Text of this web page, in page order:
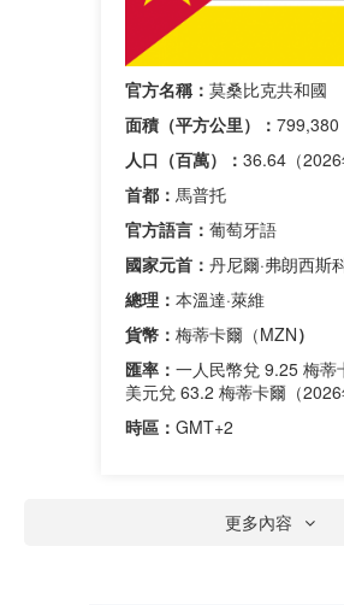
官方名稱： 莫桑比克共和國
面積（平方公里）： 799,380
人口（百萬）： 36.64（2026
首都： 馬普托
官方語言： 葡萄牙語
國家元首： 丹尼爾·弗朗西斯
總理： 本溫達·萊維
貨幣： 梅蒂卡爾（MZN）
匯率： 一人民幣兌 9.25 梅蒂
美元兌 63.2 梅蒂卡爾（2026
時區： GMT+2
更多內容